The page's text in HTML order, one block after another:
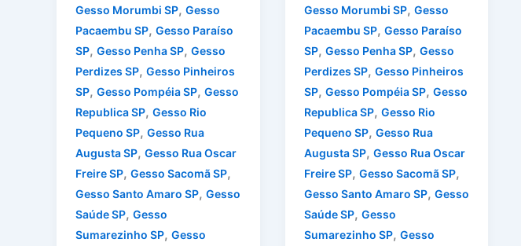
Gesso Morumbi SP, Gesso
Pacaembu SP, Gesso Paraíso
SP, Gesso Penha SP, Gesso
Perdizes SP, Gesso Pinheiros
SP, Gesso Pompéia SP, Gesso
Republica SP, Gesso Rio
Pequeno SP, Gesso Rua
Augusta SP, Gesso Rua Oscar
Freire SP, Gesso Sacomã SP,
Gesso Santo Amaro SP, Gesso
Saúde SP, Gesso
Sumarezinho SP, Gesso
Gesso Morumbi SP, Gesso
Pacaembu SP, Gesso Paraíso
SP, Gesso Penha SP, Gesso
Perdizes SP, Gesso Pinheiros
SP, Gesso Pompéia SP, Gesso
Republica SP, Gesso Rio
Pequeno SP, Gesso Rua
Augusta SP, Gesso Rua Oscar
Freire SP, Gesso Sacomã SP,
Gesso Santo Amaro SP, Gesso
Saúde SP, Gesso
Sumarezinho SP, Gesso